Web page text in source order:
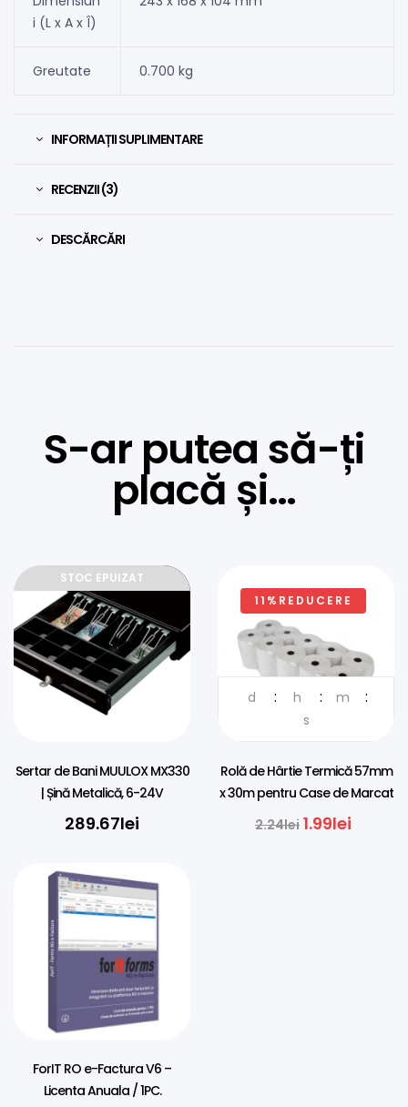
i (L x A x Î)
Greutate 0.700 kg
INFORMAȚII SUPLIMENTARE
RECENZII (3)
DESCĂRCĂRI
S-ar putea să-ți
placă și…
STOC EPUIZAT
Sertar de Bani MUULOX MX330
| Șină Metalică, 6-24V
289.67lei
11%REDUCERE
d h
m
s
Rolă de Hârtie Termică 57mm
x 30m pentru Case de Marcat
2.24lei 1.99lei
ForIT RO e-Factura V6 –
Licenta Anuala / 1PC.